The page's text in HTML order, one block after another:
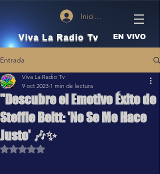
Iniciar sesión
Viva La Radio Tv EN VIVO
Entrada
"Descubre el Emotivo Éxito de
Steffie Beltt: 'No Se Me Hace
Justo' 🎶✨
Viva La Radio Tv
9 oct 2023 1 min de lectura
Obtuvo NaN de 5 estrellas.